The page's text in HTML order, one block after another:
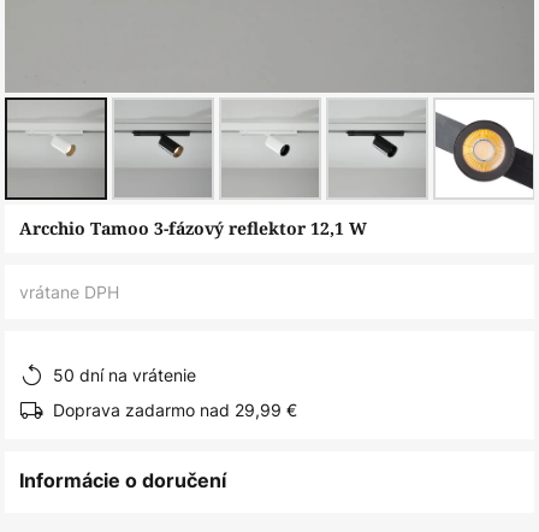
Preskočiť
Arcchio Tamoo 3-fázový reflektor 12,1 W
vrátane DPH
50 dní na vrátenie
Doprava zadarmo nad 29,99 €
Informácie o doručení